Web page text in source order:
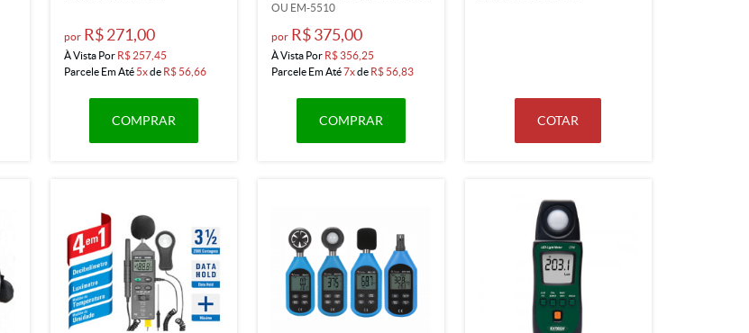
por R$ 271,00
À Vista Por R$ 257,45
Parcele Em Até 5xde R$ 56,66
COMPRAR
OU EM-5510
por R$ 375,00
À Vista Por R$ 356,25
Parcele Em Até7xde R$ 56,83
COMPRAR COTAR